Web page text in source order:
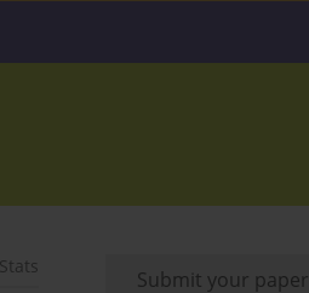
Stats
Submit your paper